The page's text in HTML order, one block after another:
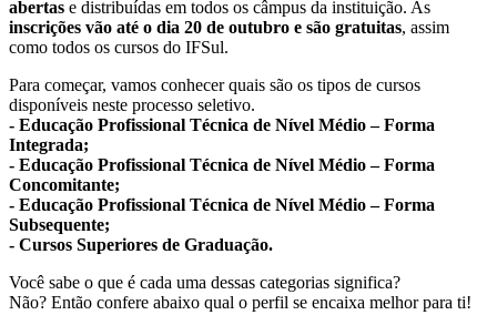
abertas e distribuídas em todos os câmpus da instituição. As
inscrições vão até o dia 20 de outubro e são gratuitas, assim
como todos os cursos do IFSul.
Para começar, vamos conhecer quais são os tipos de cursos
disponíveis neste processo seletivo.
- Educação Profissional Técnica de Nível Médio – Forma
Integrada;
- Educação Profissional Técnica de Nível Médio – Forma
Concomitante;
- Educação Profissional Técnica de Nível Médio – Forma
Subsequente;
- Cursos Superiores de Graduação.
Você sabe o que é cada uma dessas categorias significa?
Não? Então confere abaixo qual o perfil se encaixa melhor para ti!